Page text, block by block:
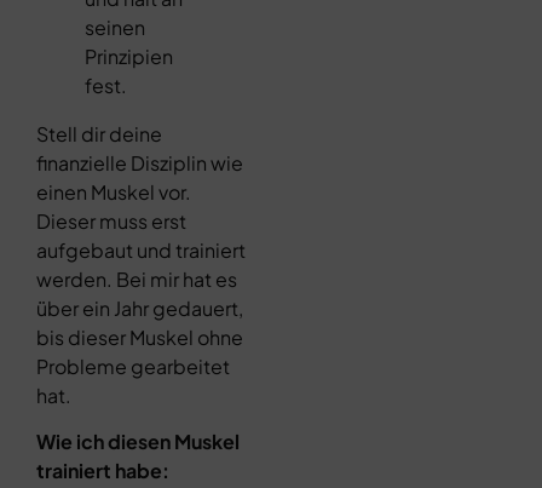
seinen
Prinzipien
fest.
Stell dir deine
finanzielle Disziplin wie
einen Muskel vor.
Dieser muss erst
aufgebaut und trainiert
werden. Bei mir hat es
über ein Jahr gedauert,
bis dieser Muskel ohne
Probleme gearbeitet
hat.
Wie ich diesen Muskel
trainiert habe: